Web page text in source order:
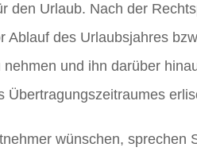
den Urlaub. Nach der
Ablauf des Urlaubsjahres
und ihn darüber
Übertragungszeitraumes
wünschen, sprechen